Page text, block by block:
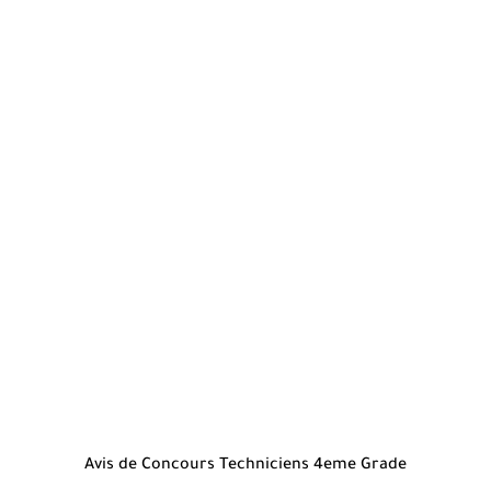
Avis de Concours Techniciens 4eme Grade